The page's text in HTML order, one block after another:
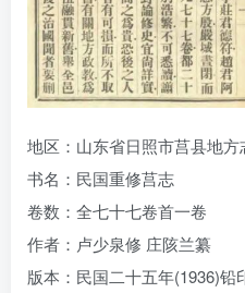
地区：山东省日照市莒县地方
书名：民国重修莒志
卷数：全七十七卷首一卷
作者：卢少泉修 庄陔兰纂
版本：民国二十五年(1936)铅